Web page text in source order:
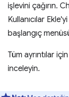
işlevini çağırın.
Kullanıcılar
başlangıç
Tüm ayrıntılar için
inceleyin.